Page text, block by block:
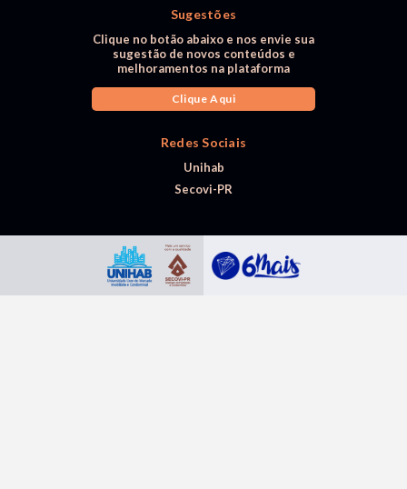
Sugestões
Clique no botão abaixo e nos envie sua
sugestão de novos conteúdos e
melhoramentos na plataforma
Clique Aqui
Redes Sociais
Unihab
Secovi-PR